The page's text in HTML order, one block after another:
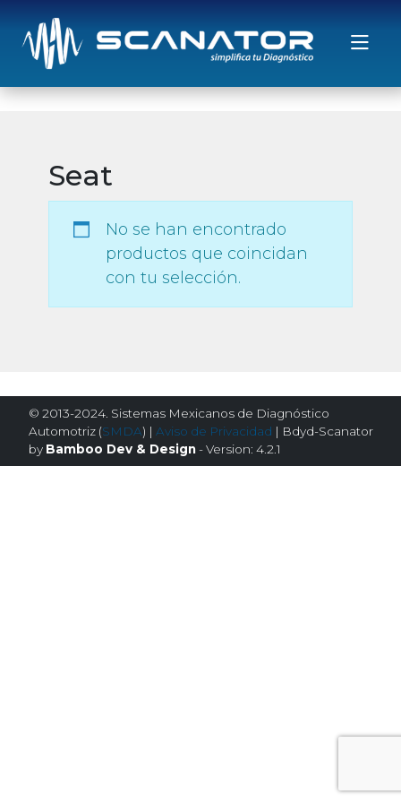
Saltar al contenido
Seat
No se han encontrado
productos que coincidan
con tu selección.
© 2013-2024. Sistemas Mexicanos de Diagnóstico
Automotriz (SMDA) | Aviso de Privacidad | Bdyd-Scanator
by Bamboo Dev & Design- Version: 4.2.1